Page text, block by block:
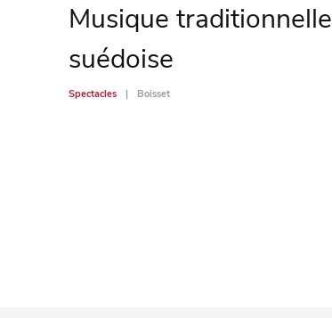
Musique traditionnelle
suédoise
Spectacles Boisset